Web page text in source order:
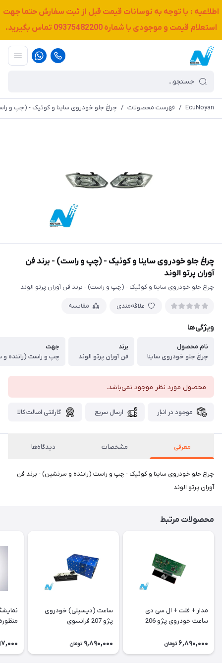
اطلاعیه : با توجه به نوسانات قیمت قبل از ثبت سفارش حتما جهت
استعلام قیمت و موجودی با شماره09375482200 تماس بگیرید.
EcuNoyan
/ فهرست محصولات / چراغ جلو خودروی ساینا و کوئیک - (چپ و
چراغ جلو خودروی ساینا و کوئیک - (چپ و راست) - برند فن
آوران پرتو الوند
چراغ جلو خودروی ساینا و کوئیک - (چپ و راست) - برند فن آوران پرتو الوند
علاقه‌مندی مقایسه
ویژگی‌ها
نام محصول
چراغ جلو خودروی ساینا
برند
فن آوران پرتو الوند
جهت
چپ و راست (راننده
محصول مورد نظر موجود نمی‌باشد.
موجود در انبار ارسال سریع گارانتی اصالت کالا
معرفی مشخصات دیدگاه‌ها
چراغ جلو خودروی ساینا و کوئیک - چپ و راست (راننده و سرنشین) - برند فن
آوران پرتو الوند
محصولات مرتبط
مدار + فلت + ال سی دی
ساعت خودروی پژو 206
6,890,000 تومان
ساعت (دیسپلی) خودروی
پژو 207 فرانسوی
9,890,000 تومان